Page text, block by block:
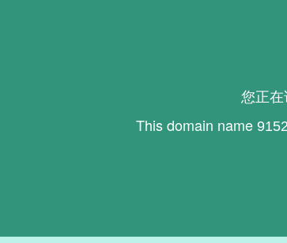
您正
This domain name